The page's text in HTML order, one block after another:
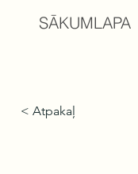
SĀKUMLAPA
< Atpakaļ